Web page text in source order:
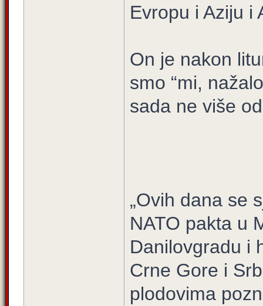
Evropu i Aziju i
On je nakon
smo “mi,
sada ne više
„Ovih dana se
NATO pakta u
Danilovgradu i
Crne Gore i
plodovima